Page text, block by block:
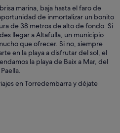
marina, baja hasta el faro de
de inmortalizar un bonito
de 38 metros de alto de fondo. Si
llegar a Altafulla, un municipio
que ofrecer. Si no, siempre
en la playa a disfrutar del sol, el
la playa de Baix a Mar, del
en Torredembarra y déjate